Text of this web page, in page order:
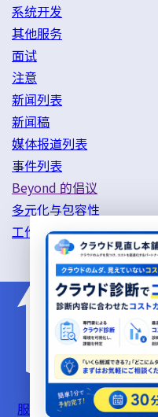
系统开发
其他服务
面试
注意
新闻列表
新闻稿
媒体报道列表
事件列表
Beyond 的倡议
多元化与包容性
工作方式改革举措
服务器支持服务使用条款